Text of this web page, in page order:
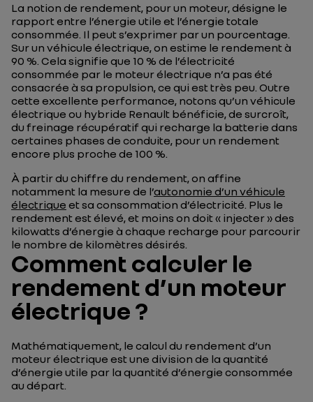
La notion de rendement, pour un moteur, désigne le
rapport entre l’énergie utile et l’énergie totale
consommée. Il peut s’exprimer par un pourcentage.
Sur un véhicule électrique, on estime le rendement à
90 %. Cela signifie que 10 % de l’électricité
consommée par le moteur électrique n’a pas été
consacrée à sa propulsion, ce qui est très peu. Outre
cette excellente performance, notons qu’un véhicule
électrique ou hybride Renault bénéficie, de surcroît,
du freinage récupératif qui recharge la batterie dans
certaines phases de conduite, pour un rendement
encore plus proche de 100 %.
À partir du chiffre du rendement, on affine
notamment la mesure de l’autonomie d’un véhicule
électrique et sa consommation d’électricité. Plus le
rendement est élevé, et moins on doit « injecter » des
kilowatts d’énergie à chaque recharge pour parcourir
le nombre de kilomètres désirés.
Comment calculer le
rendement d’un moteur
électrique ?
Mathématiquement, le calcul du rendement d’un
moteur électrique est une division de la quantité
d’énergie utile par la quantité d’énergie consommée
au départ.